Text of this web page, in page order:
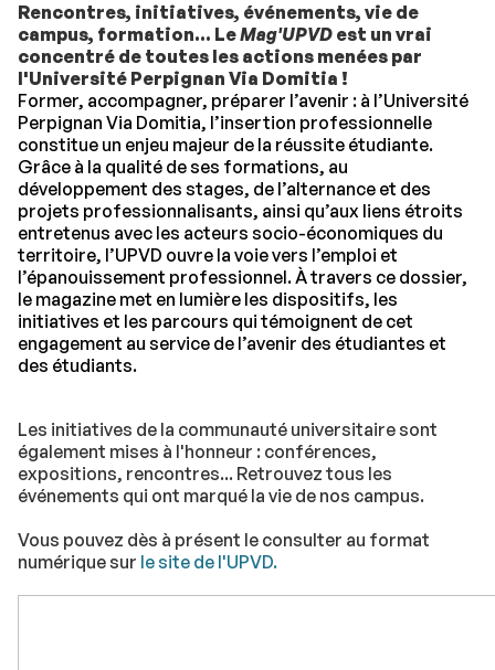
Rencontres, initiatives, événements, vie de
campus, formation... LeMag'UPVD est un vrai
concentré de toutes les actions menées par
l'Université Perpignan Via Domitia !
Former, accompagner, préparer l’avenir : à l’Université
Perpignan Via Domitia, l’insertion professionnelle
constitue un enjeu majeur de la réussite étudiante.
Grâce à la qualité de ses formations, au
développement des stages, de l’alternance et des
projets professionnalisants, ainsi qu’aux liens étroits
entretenus avec les acteurs socio-économiques du
territoire, l’UPVD ouvre la voie vers l’emploi et
l’épanouissement professionnel. À travers ce dossier,
le magazine met en lumière les dispositifs, les
initiatives et les parcours qui témoignent de cet
engagement au service de l’avenir des étudiantes et
des étudiants.
Les initiatives de la communauté universitaire sont
également mises à l'honneur : conférences,
expositions, rencontres... Retrouvez tous les
événements qui ont marqué la vie de nos campus.
Vous pouvez dès à présent le consulter au format
numérique sur le site de l'UPVD.